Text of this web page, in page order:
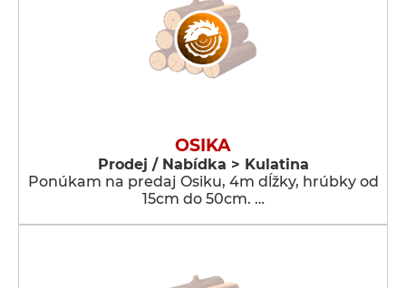
OSIKA
Prodej / Nabídka > Kulatina
Ponúkam na predaj Osiku, 4m dĺžky, hrúbky od
15cm do 50cm. …